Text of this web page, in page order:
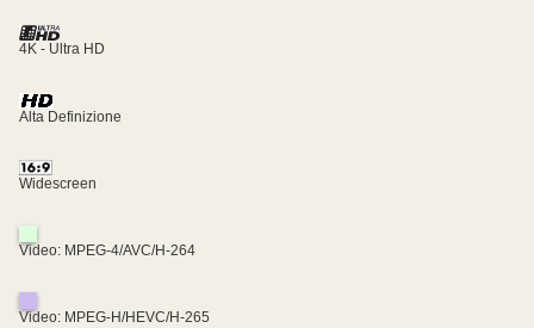
4K - Ultra HD
Alta Definizione
Widescreen
Video: MPEG-4/AVC/H-264
Video: MPEG-H/HEVC/H-265